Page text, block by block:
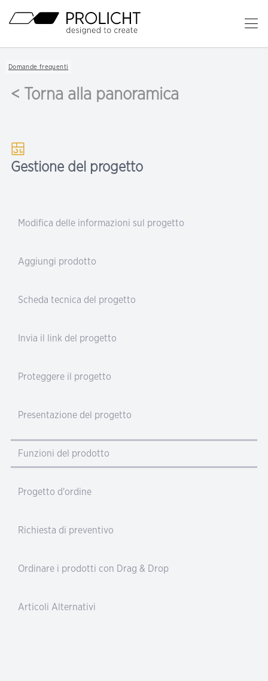
Titolo
il
Breadcrumb
Domande frequenti
< Torna alla panoramica
Gestione del progetto
Modifica delle informazioni sul progetto
Aggiungi prodotto
Scheda tecnica del progetto
Invia il link del progetto
Proteggere il progetto
Presentazione del progetto
Funzioni del prodotto
Progetto d'ordine
Richiesta di preventivo
Ordinare i prodotti con Drag & Drop
Articoli Alternativi